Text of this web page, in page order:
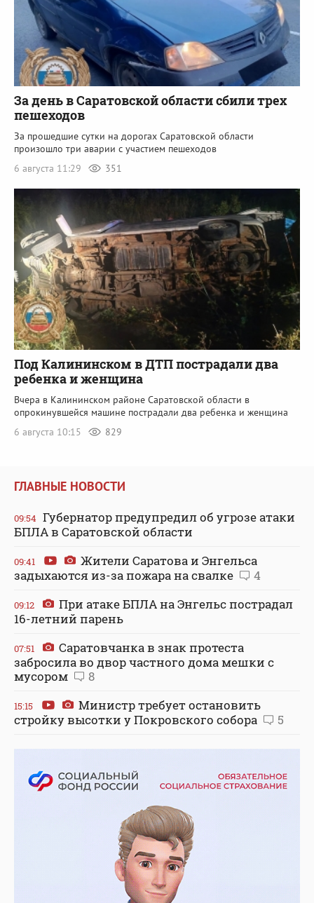
За день в Саратовской области сбили трех
пешеходов
За прошедшие сутки на дорогах Саратовской области
произошло три аварии с участием пешеходов
6 августа 11:29
351
Под Калининском в ДТП пострадали два
ребенка и женщина
Вчера в Калининском районе Саратовской области в
опрокинувшейся машине пострадали два ребенка и женщина
6 августа 10:15
829
ГЛАВНЫЕ НОВОСТИ
09:54 Губернатор предупредил об угрозе атаки
БПЛА в Саратовской области
09:41
Жители Саратова и Энгельса
задыхаются из-за пожара на свалке
4
09:12
При атаке БПЛА на Энгельс пострадал
16-летний парень
07:51
Саратовчанка в знак протеста
забросила во двор частного дома мешки с
мусором
8
15:15
Министр требует остановить
стройку высотки у Покровского собора
5